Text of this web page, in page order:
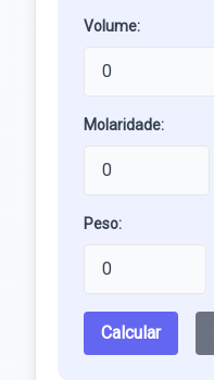
Volume:
Molaridade:
Peso:
Calcular